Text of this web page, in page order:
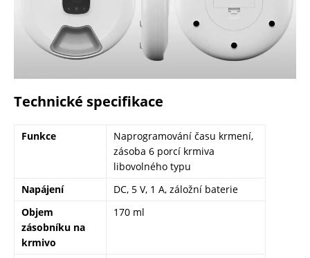
Technické specifikace
Funkce
Naprogramování času krmení,
zásoba 6 porcí krmiva
libovolného typu
Napájení
DC, 5 V, 1 A, záložní baterie
Objem
zásobníku na
krmivo
170 ml